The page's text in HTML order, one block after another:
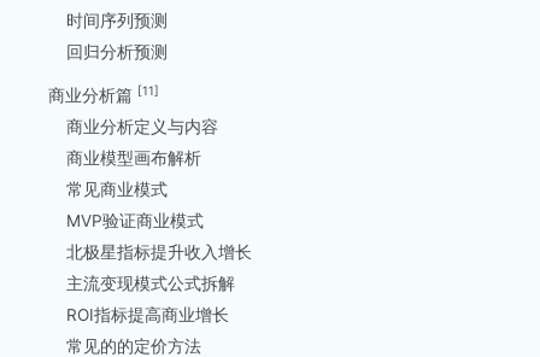
时间序列预测
回归分析预测
商业分析篇 [11]
商业分析定义与内容
商业模型画布解析
常见商业模式
MVP验证商业模式
北极星指标提升收入增长
主流变现模式公式拆解
ROI指标提高商业增长
常见的的定价方法